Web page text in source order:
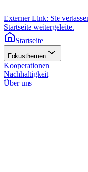
Externer Link: Sie
Startseite weitergeleitet
Startseite
Fokusthemen
Kooperationen
Nachhaltigkeit
Über uns